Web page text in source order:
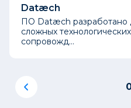
Datæch
ПО Datæch разработано
сложных
сопровожд...